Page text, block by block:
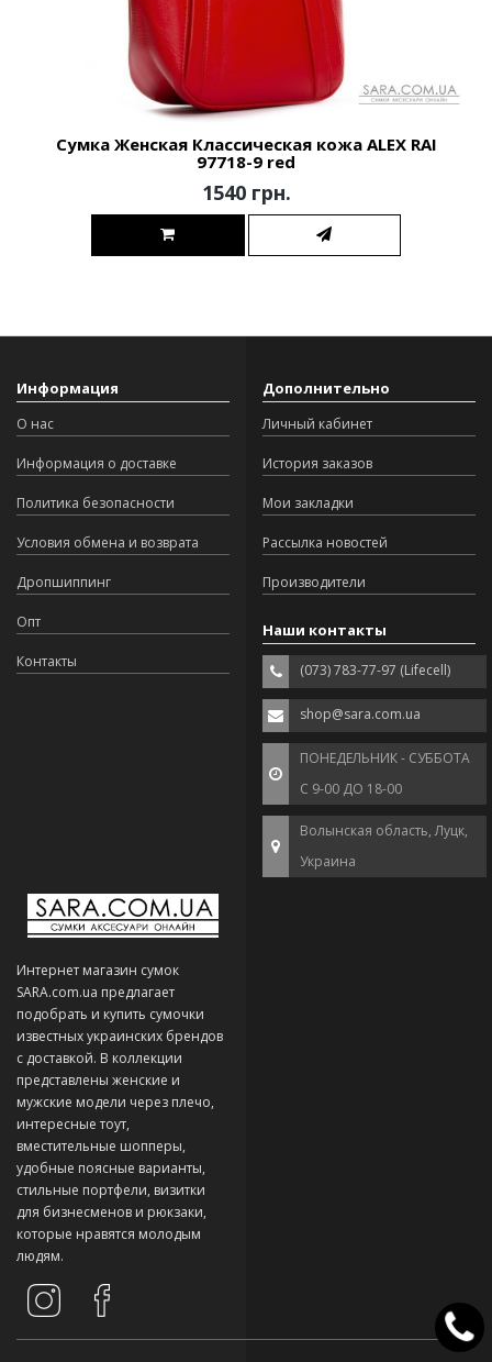
Сумка Женская Классическая кожа ALEX RAI
97718-9 red
1540 грн.
Информация
О нас
Информация о доставке
Политика безопасности
Условия обмена и возврата
Дропшиппинг
Опт
Контакты
Дополнительно
Личный кабинет
История заказов
Мои закладки
Рассылка новостей
Производители
Наши контакты
(073) 783-77-97 (Lifecell)
shop@sara.com.ua
ПОНЕДЕЛЬНИК - СУББОТА
С 9-00 ДО 18-00
Волынская область, Луцк,
Украина
Интернет магазин сумок
SARA.com.ua предлагает
подобрать и купить сумочки
известных украинских брендов
с доставкой. В коллекции
представлены женские и
мужские модели через плечо,
интересные тоут,
вместительные шопперы,
удобные поясные варианты,
стильные портфели, визитки
для бизнесменов и рюкзаки,
которые нравятся молодым
людям.